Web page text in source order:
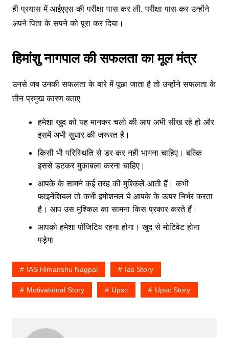
ही प्रयास में आईएएस की परीक्षा पास कर ली. परीक्षा पास कर उन्होंने
अपने पिता के सपने को पूरा कर दिया।
हिमांशु नागपाल की सफलता का मूल मंत्र
उनसे जब उनकी सफलता के बारे में पूछा जाता है तो उन्होंने सफलता के
तीन प्रमुख कारण बताए
हमेशा खुद को यह मानकर चलो की आप अभी सीख रहे हो और
इसमें अभी सुधार की जरूरत है।
किसी भी परिस्थिति से डर कर नही भागना चाहिए। बल्कि
इससे डटकर मुकाबला करना चाहिए।
आपके के सामने कई तरह की मुश्किलें आती हैं। कभी
फाइनेंशियल तो कभी इमोशनल ये आपके के ऊपर निर्भर करता
है। आप उस मुश्किल का सामना किस प्रकार करते हैं।
आपको हमेशा पॉजिटिव रहना होगा। खुद से मोटिवेट होना
पड़ेगा
IAS Himanshu Nagpal Ias Story
Motivational Story Upsc Upsc Story